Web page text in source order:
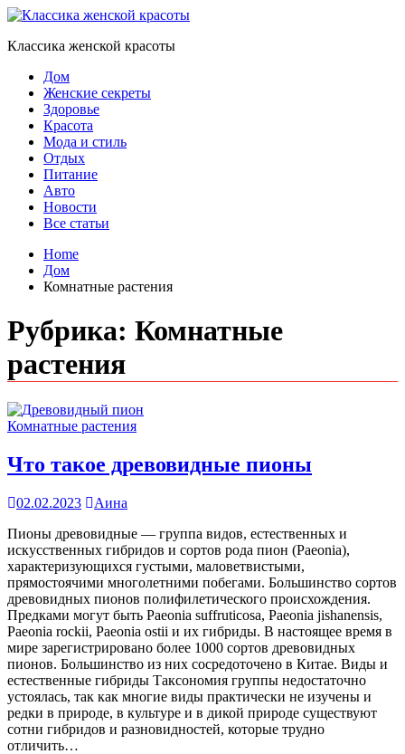
Skip
content
Классика женской красоты
Дом
Женские секреты
Здоровье
Красота
Мода и стиль
Отдых
Питание
Авто
Новости
Все статьи
Home
Дом
Комнатные растения
Рубрика: Комнатные
растения
Комнатные растения
Что такое древовидные пионы
02.02.2023
Аина
Пионы древовидные — группа видов, естественных и
искусственных гибридов и сортов рода пион (Paeonia),
характеризующихся густыми, маловетвистыми,
прямостоячими многолетними побегами. Большинство сортов
древовидных пионов полифилетического происхождения.
Предками могут быть Paeonia suffruticosa, Paeonia jishanensis,
Paeonia rockii, Paeonia ostii и их гибриды. В настоящее время в
мире зарегистрировано более 1000 сортов древовидных
пионов. Большинство из них сосредоточено в Китае. Виды и
естественные гибриды Таксономия группы недостаточно
устоялась, так как многие виды практически не изучены и
редки в природе, в культуре и в дикой природе существуют
сотни гибридов и разновидностей, которые трудно
отличить…